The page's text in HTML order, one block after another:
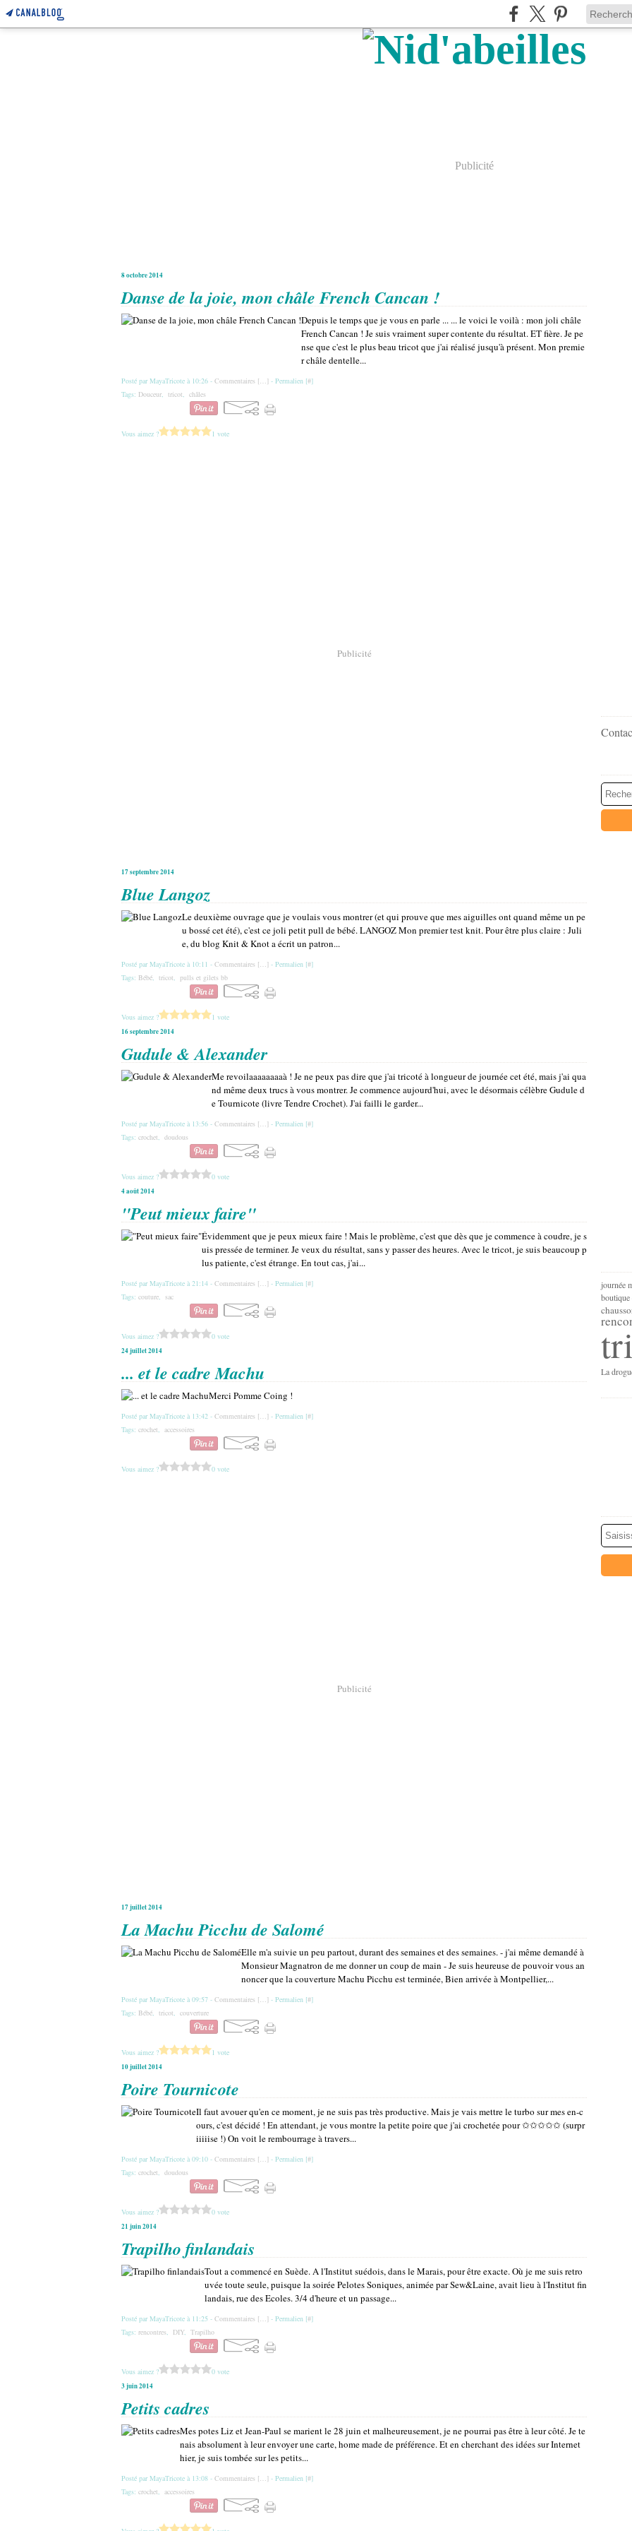
Publicité
8 octobre 2014
Danse de la joie, mon châle French Cancan !
Depuis le temps que je vous en parle ... ... le voici le voilà : mon joli châle
French Cancan ! Je suis vraiment super contente du résultat. ET fière. Je pe
nse que c'est le plus beau tricot que j'ai réalisé jusqu'à présent. Mon premie
r châle dentelle...
Posté par MayaTricote à 10:26 - Commentaires […] - Permalien [#]
Tags: Douceur, tricot, châles
Vous aimez ? 1 vote
Publicité
17 septembre 2014
Blue Langoz
Le deuxième ouvrage que je voulais vous montrer (et qui prouve que mes aiguilles ont quand même un pe
u bossé cet été), c'est ce joli petit pull de bébé. LANGOZ Mon premier test knit. Pour être plus claire : Juli
e, du blog Knit & Knot a écrit un patron...
Posté par MayaTricote à 10:11 - Commentaires […] - Permalien [#]
Tags: Bébé, tricot, pulls et gilets bb
Vous aimez ? 1 vote
16 septembre 2014
Gudule & Alexander
Me revoilaaaaaaaaà ! Je ne peux pas dire que j'ai tricoté à longueur de journée cet été, mais j'ai qua
nd même deux trucs à vous montrer. Je commence aujourd'hui, avec le désormais célèbre Gudule d
e Tournicote (livre Tendre Crochet). J'ai failli le garder...
Posté par MayaTricote à 13:56 - Commentaires […] - Permalien [#]
Tags: crochet, doudous
Vous aimez ? 0 vote
4 août 2014
"Peut mieux faire"
Évidemment que je peux mieux faire ! Mais le problème, c'est que dès que je commence à coudre, je s
uis pressée de terminer. Je veux du résultat, sans y passer des heures. Avec le tricot, je suis beaucoup p
lus patiente, c'est étrange. En tout cas, j'ai...
Posté par MayaTricote à 21:14 - Commentaires […] - Permalien [#]
Tags: couture, sac
Vous aimez ? 0 vote
24 juillet 2014
... et le cadre Machu
Merci Pomme Coing !
Posté par MayaTricote à 13:42 - Commentaires […] - Permalien [#]
Tags: crochet, accessoires
Vous aimez ? 0 vote
Publicité
17 juillet 2014
La Machu Picchu de Salomé
Elle m'a suivie un peu partout, durant des semaines et des semaines. - j'ai même demandé à
Monsieur Magnatron de me donner un coup de main - Je suis heureuse de pouvoir vous an
noncer que la couverture Machu Picchu est terminée, Bien arrivée à Montpellier,...
Posté par MayaTricote à 09:57 - Commentaires […] - Permalien [#]
Tags: Bébé, tricot, couverture
Vous aimez ? 1 vote
10 juillet 2014
Poire Tournicote
Il faut avouer qu'en ce moment, je ne suis pas très productive. Mais je vais mettre le turbo sur mes en-c
ours, c'est décidé ! En attendant, je vous montre la petite poire que j'ai crochetée pour ✩✩✩✩✩ (surpr
iiiiise !) On voit le rembourrage à travers...
Posté par MayaTricote à 09:10 - Commentaires […] - Permalien [#]
Tags: crochet, doudous
Vous aimez ? 0 vote
21 juin 2014
Trapilho finlandais
Tout a commencé en Suède. A l'Institut suédois, dans le Marais, pour être exacte. Où je me suis retro
uvée toute seule, puisque la soirée Pelotes Soniques, animée par Sew&Laine, avait lieu à l'Institut fin
landais, rue des Ecoles. 3/4 d'heure et un passage...
Posté par MayaTricote à 11:25 - Commentaires […] - Permalien [#]
Tags: rencontres, DIY, Trapilho
Vous aimez ? 0 vote
3 juin 2014
Petits cadres
Mes potes Liz et Jean-Paul se marient le 28 juin et malheureusement, je ne pourrai pas être à leur côté. Je te
nais absolument à leur envoyer une carte, home made de préférence. Et en cherchant des idées sur Internet
hier, je suis tombée sur les petits...
Posté par MayaTricote à 13:08 - Commentaires […] - Permalien [#]
Tags: crochet, accessoires
journée
boutique
La